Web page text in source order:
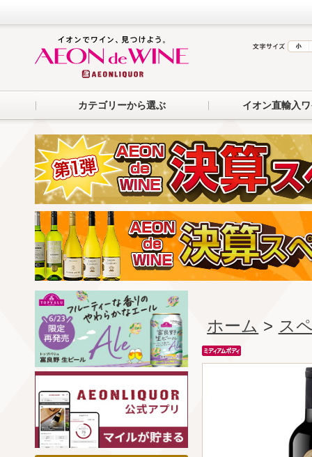
カテゴリーから選ぶ イオン直輸入
ホーム > ス